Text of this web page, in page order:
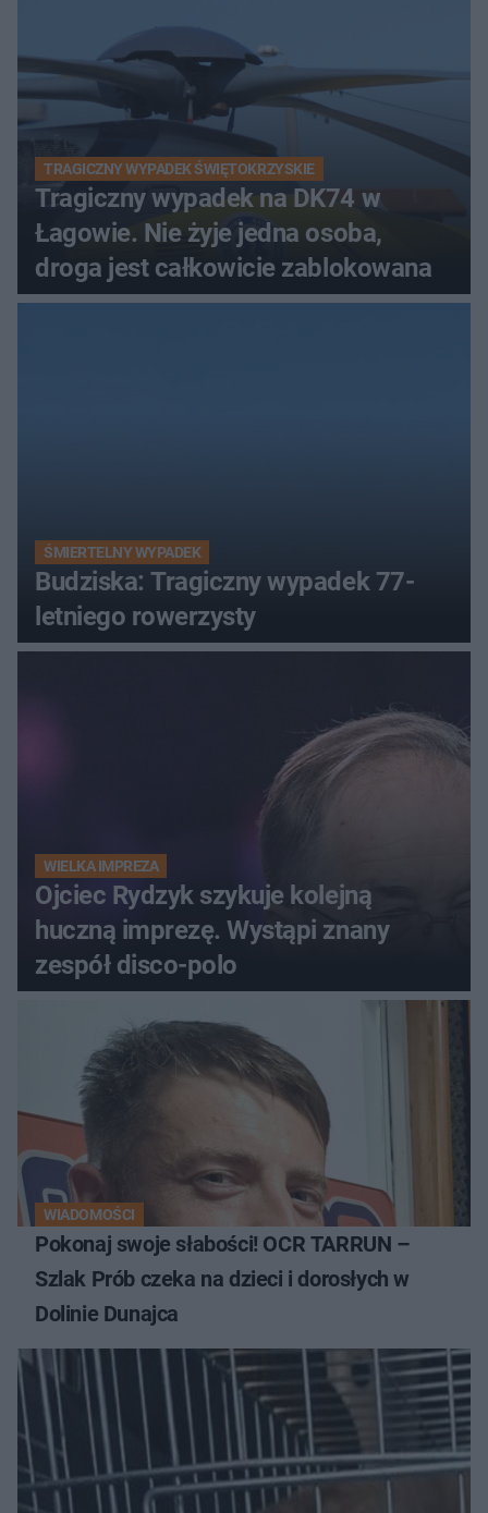
TRAGICZNY WYPADEK ŚWIĘTOKRZYSKIE
Tragiczny wypadek na DK74 w
Łagowie. Nie żyje jedna osoba,
droga jest całkowicie zablokowana
ŚMIERTELNY WYPADEK
Budziska: Tragiczny wypadek 77-
letniego rowerzysty
WIELKA IMPREZA
Ojciec Rydzyk szykuje kolejną
huczną imprezę. Wystąpi znany
zespół disco-polo
WIADOMOŚCI
Pokonaj swoje słabości! OCR TARRUN –
Szlak Prób czeka na dzieci i dorosłych w
Dolinie Dunajca